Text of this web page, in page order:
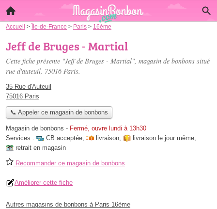
Accueil > Île-de-France > Paris > 16ème
Jeff de Bruges - Martial
Cette fiche présente "Jeff de Bruges - Martial", magasin de bonbons situé
rue d'auteuil, 75016 Paris.
35 Rue d'Auteuil
75016 Paris
📞 Appeler ce magasin de bonbons
Magasin de bonbons - Fermé, ouvre lundi à 13h30
Services :
CB acceptée, livraison, livraison le jour même,
retrait en magasin
Recommander ce magasin de bonbons
Améliorer cette fiche
Autres magasins de bonbons à Paris 16ème